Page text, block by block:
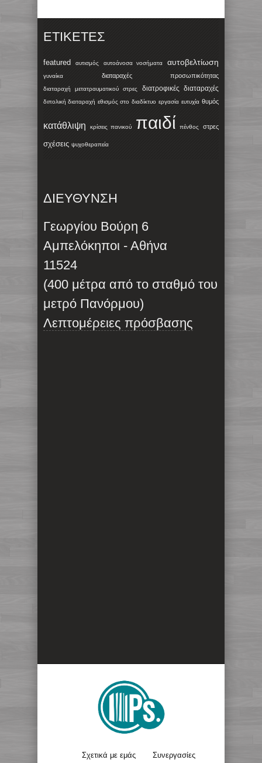
ΕΤΙΚΈΤΕΣ
featured αυτισμός αυτοάνοσα νοσήματα αυτοβελτίωση
γυναίκα διαταραχές προσωπικότητας
διαταραχή μετατραυματικού στρες διατροφικές διαταραχές
διπολική διαταραχή εθισμός στο διαδίκτυο εργασία ευτυχία θυμός
κατάθλιψη κρίσεις πανικού παιδί πένθος στρες
σχέσεις ψυχοθεραπεία
ΔΙΕΥΘΥΝΣΗ
Γεωργίου Βούρη 6
Αμπελόκηποι - Αθήνα
11524
(400 μέτρα από το σταθμό του
μετρό Πανόρμου)
Λεπτομέρειες πρόσβασης
Σχετικά με εμάς Συνεργασίες